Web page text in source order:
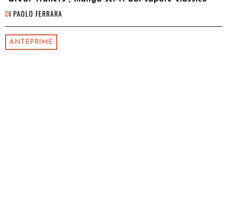
DI PAOLO FERRARA
ANTEPRIME